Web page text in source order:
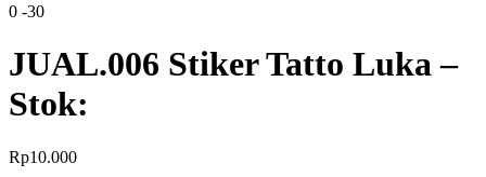
0 -30
JUAL.006 Stiker Tatto Luka –
Stok:
Rp10.000